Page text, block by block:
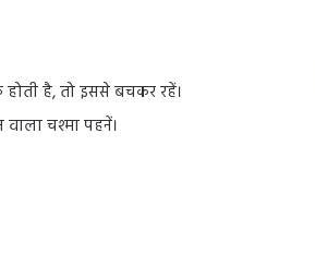
है, तो इससे बचकर रहें।
चश्मा पहनें।